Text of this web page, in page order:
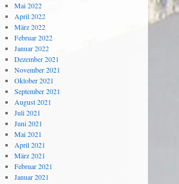
Mai 2022
April 2022
März 2022
Februar 2022
Januar 2022
Dezember 2021
November 2021
Oktober 2021
September 2021
August 2021
Juli 2021
Juni 2021
Mai 2021
April 2021
März 2021
Februar 2021
Januar 2021